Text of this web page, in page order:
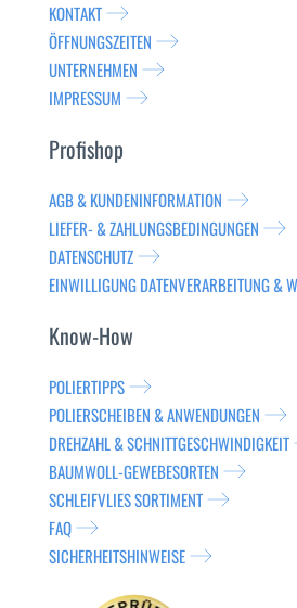
KONTAKT
ÖFFNUNGSZEITEN
UNTERNEHMEN
IMPRESSUM
Profishop
AGB & KUNDENINFORMATION
LIEFER- & ZAHLUNGSBEDINGUNGEN
DATENSCHUTZ
EINWILLIGUNG DATENVERARBEITUNG &
Know-How
POLIERTIPPS
POLIERSCHEIBEN & ANWENDUNGEN
DREHZAHL & SCHNITTGESCHWINDIGKEIT
BAUMWOLL-GEWEBESORTEN
SCHLEIFVLIES SORTIMENT
FAQ
SICHERHEITSHINWEISE